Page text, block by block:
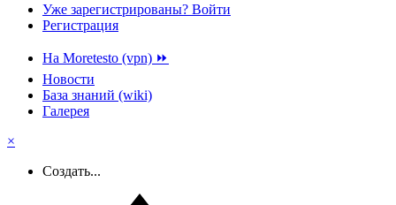
Уже зарегистрированы? Войти
Регистрация
На Moretesto (vpn) ⏩
Новости
База знаний (wiki)
Галерея
×
Создать...